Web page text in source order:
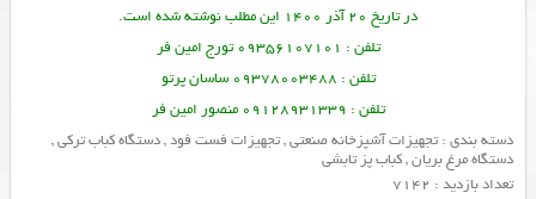
در تاریخ 20 آذر 1400 این مطلب نوشته شده است.
تلفن : 09356107101 تورج امین فر
تلفن : 09378003488 ساسان پرتو
تلفن : 09128931339 منصور امین فر
دسته بندی :تجهیزات آشپزخانه صنعتی,تجهیزات فست فود,دستگاه کباب ترکی,
دستگاه مرغ بریان,کباب پز تابشی
تعداد بازدید : 7142